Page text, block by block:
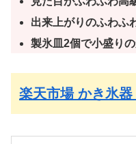
出来上がりのふわふ
製氷皿2個で小盛り
楽天市場 かき氷器